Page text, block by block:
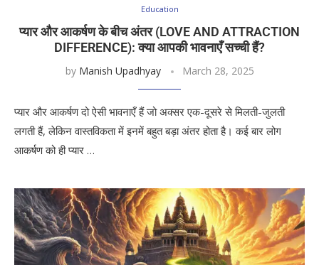
Education
प्यार और आकर्षण के बीच अंतर (LOVE AND ATTRACTION
DIFFERENCE): क्या आपकी भावनाएँ सच्ची हैं?
by Manish Upadhyay March 28, 2025
प्यार और आकर्षण दो ऐसी भावनाएँ हैं जो अक्सर एक-दूसरे से मिलती-जुलती
लगती हैं, लेकिन वास्तविकता में इनमें बहुत बड़ा अंतर होता है। कई बार लोग
आकर्षण को ही प्यार …